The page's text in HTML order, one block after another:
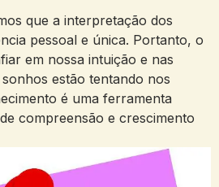
que a ⁢interpretação dos
‍pessoal ‍e‍ única. Portanto, o
em nossa intuição e⁣ nas
estão tentando‌ nos
é uma ferramenta
compreensão e crescimento